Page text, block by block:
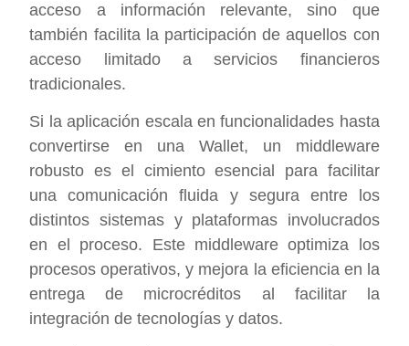
acceso a información relevante, sino que
también facilita la participación de aquellos con
acceso limitado a servicios financieros
tradicionales.
Si la aplicación escala en funcionalidades hasta
convertirse en una Wallet, un middleware
robusto es el cimiento esencial para facilitar
una comunicación fluida y segura entre los
distintos sistemas y plataformas involucrados
en el proceso. Este middleware optimiza los
procesos operativos, y mejora la eficiencia en la
entrega de microcréditos al facilitar la
integración de tecnologías y datos.